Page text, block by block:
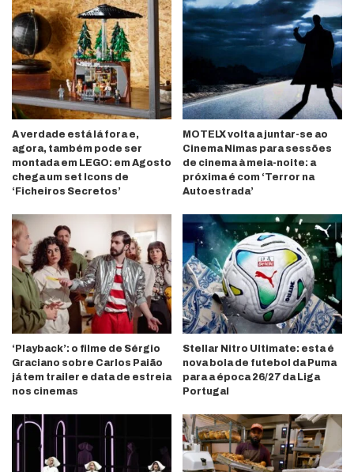
A verdade está lá fora e,
agora, também pode ser
montada em LEGO: em Agosto
chega um set Icons de
‘Ficheiros Secretos’
MOTELX volta a juntar-se ao
Cinema Nimas para sessões
de cinema à meia-noite: a
próxima é com ‘Terror na
Autoestrada’
‘Playback’: o filme de Sérgio
Graciano sobre Carlos Paião
já tem trailer e data de estreia
nos cinemas
Stellar Nitro Ultimate: esta é
nova bola de futebol da Puma
para a época 26/27 da Liga
Portugal